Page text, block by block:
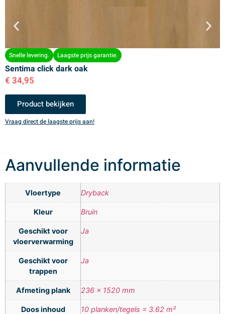
Snelle levering. Laagste prijs garantie.
Sentima click dark oak
€ 34,95
Product bekijken
Vraag direct de laagste prijs aan!
Aanvullende informatie
Vloertype Dryback
Kleur Bruin
Geschikt voor
vloerverwarming
Ja
Geschikt voor
trappen
Ja
Afmeting plank 236 x 1520 mm
Doos inhoud 10 planken/tegels = 3.62 m²